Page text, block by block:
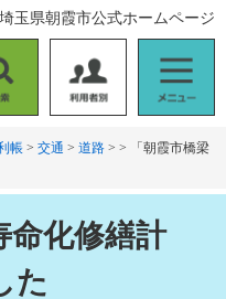
用
者
ニ
ュ
埼玉県朝霞市公式ホームページ
帳 > 交通 > 道路 > >
「朝霞市橋梁
命化修繕計
た